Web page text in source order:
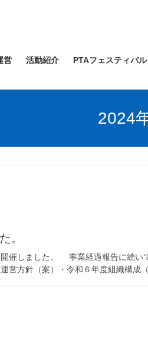
営 活動紹介 PTAフェスティバル
2024
。
催しました。 事業経過報告に続
営方針（案）・令和６年度組織構成